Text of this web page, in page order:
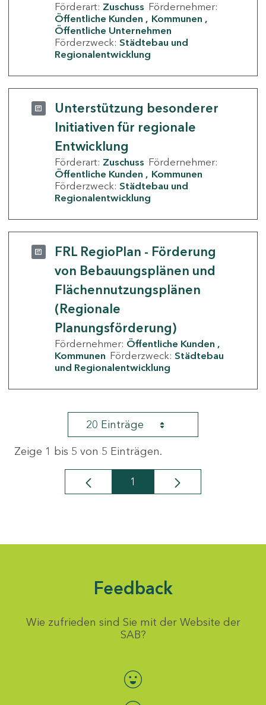
Förderart: Zuschuss Fördernehmer:
Öffentliche Kunden
Kommunen
Öffentliche Unternehmen
Förderzweck: Städtebau und
Regionalentwicklung
Unterstützung besonderer
Initiativen für regionale
Entwicklung
Förderart: Zuschuss Fördernehmer:
Öffentliche Kunden
Kommunen
Förderzweck: Städtebau und
Regionalentwicklung
FRL RegioPlan - Förderung
von Bebauungsplänen und
Flächennutzungsplänen
(Regionale
Planungsförderung)
Fördernehmer: Öffentliche Kunden
Kommunen Förderzweck: Städtebau
und Regionalentwicklung
20 Einträge
Zeige 1 bis 5 von 5 Einträgen.
Seite
1
Feedback
Wie zufrieden sind Sie mit der Website der
SAB?
Bewertung auswählen